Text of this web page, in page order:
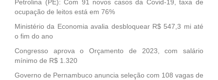
Petrolina (PE): Com 91 novos casos da Covid-19, taxa de
ocupação de leitos está em 76%
Ministério da Economia avalia desbloquear R$ 547,3 mi até
o fim do ano
Congresso aprova o Orçamento de 2023, com salário
mínimo de R$ 1.320
Governo de Pernambuco anuncia seleção com 108 vagas de